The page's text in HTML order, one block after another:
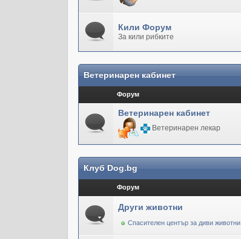
Кили Форум
За кили рибките
Ветеринарен кабинет
Форум
Ветеринарен кабинет
Ветеринарен лекар
Клуб Dog.bg
Форум
Други животни
Спасителен център за диви животни